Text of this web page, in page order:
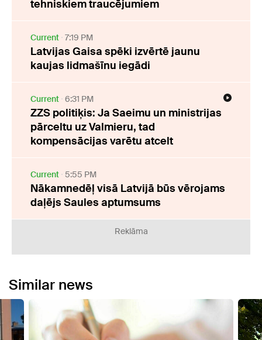
tehniskiem traucējumiem
Current 7:19 PM
Latvijas Gaisa spēki izvērtē jaunu
kaujas lidmašīnu iegādi
Current 6:31 PM
ZZS politiķis: Ja Saeimu un ministrijas
pārceltu uz Valmieru, tad
kompensācijas varētu atcelt
Current 5:55 PM
Nākamnedēļ visā Latvijā būs vērojams
daļējs Saules aptumsums
Reklāma
Similar news